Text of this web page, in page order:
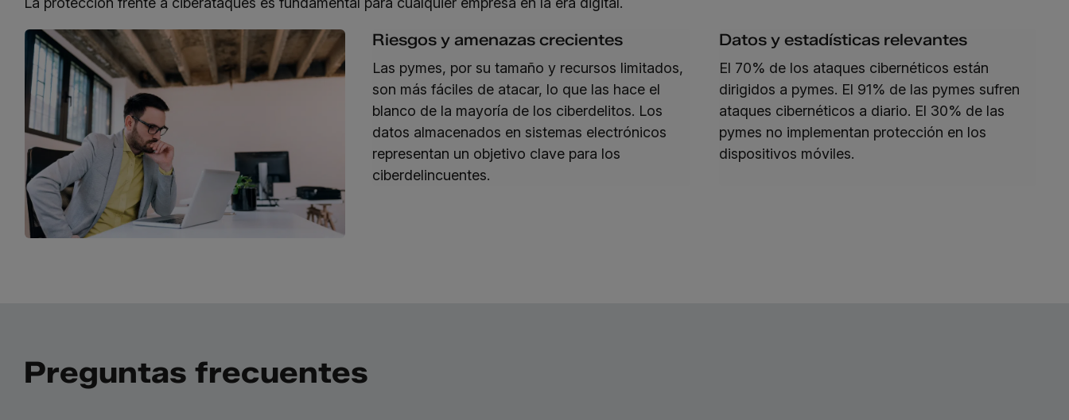
Riesgos y amenazas crecientes
Las pymes, por su tamaño y recursos limitados,
son más fáciles de atacar, lo que las hace el
blanco de la mayoría de los ciberdelitos. Los
datos almacenados en sistemas electrónicos
representan un objetivo clave para los
ciberdelincuentes.
Datos y estadísticas relevantes
El 70% de los ataques cibernéticos están
dirigidos a pymes. El 91% de las pymes sufren
ataques cibernéticos a diario. El 30% de las
pymes no implementan protección en los
dispositivos móviles.
Preguntas frecuentes